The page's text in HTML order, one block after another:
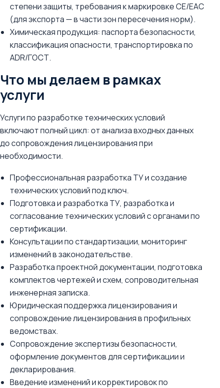
степени защиты, требования к маркировке CE/EAC
(для экспорта — в части зон пересечения норм).
Химическая продукция: паспорта безопасности,
классификация опасности, транспортировка по
ADR/ГОСТ.
Что мы делаем в рамках
услуги
Услуги по разработке технических условий
включают полный цикл: от анализа входных данных
до сопровождения лицензирования при
необходимости.
Профессиональная разработка ТУ и создание
технических условий под ключ.
Подготовка и разработка ТУ, разработка и
согласование технических условий с органами по
сертификации.
Консультации по стандартизации, мониторинг
изменений в законодательстве.
Разработка проектной документации, подготовка
комплектов чертежей и схем, сопроводительная
инженерная записка.
Юридическая поддержка лицензирования и
сопровождение лицензирования в профильных
ведомствах.
Сопровождение экспертизы безопасности,
оформление документов для сертификации и
декларирования.
Введение изменений и корректировок по